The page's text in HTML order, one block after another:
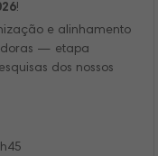
!
e alinhamento
— etapa
dos nossos